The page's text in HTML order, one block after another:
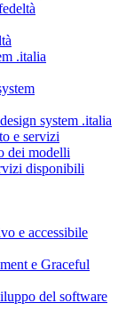
.italia
system .italia
e servizi
dei modelli
disponibili
e accessibile
e Graceful
del software